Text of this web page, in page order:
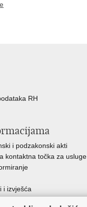
RH
i podzakonski akti
kontaktna točka za usluge
i izvješća